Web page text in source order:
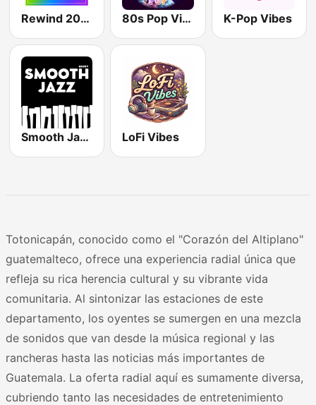
Rewind 2000's 80s Pop Vibes K-Pop Vibes
Smooth Jazz - Groov LoFi Vibes
Totonicapán, conocido como el "Corazón del Altiplano"
guatemalteco, ofrece una experiencia radial única que
refleja su rica herencia cultural y su vibrante vida
comunitaria. Al sintonizar las estaciones de este
departamento, los oyentes se sumergen en una mezcla
de sonidos que van desde la música regional y las
rancheras hasta las noticias más importantes de
Guatemala. La oferta radial aquí es sumamente diversa,
cubriendo tanto las necesidades de entretenimiento